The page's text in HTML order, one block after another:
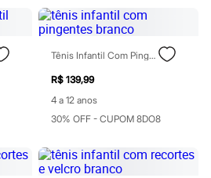
Tênis Infantil Com Pingentes Branco
R$ 139,99
4 a 12 anos
30% OFF - CUPOM 8DO8